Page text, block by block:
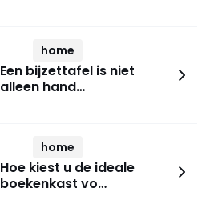
home
Een bijzettafel is niet
alleen hand…
home
Hoe kiest u de ideale
boekenkast vo…